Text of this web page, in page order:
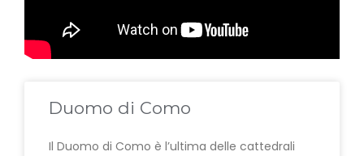
Duomo di Como
Il Duomo di Como è l’ultima delle cattedrali